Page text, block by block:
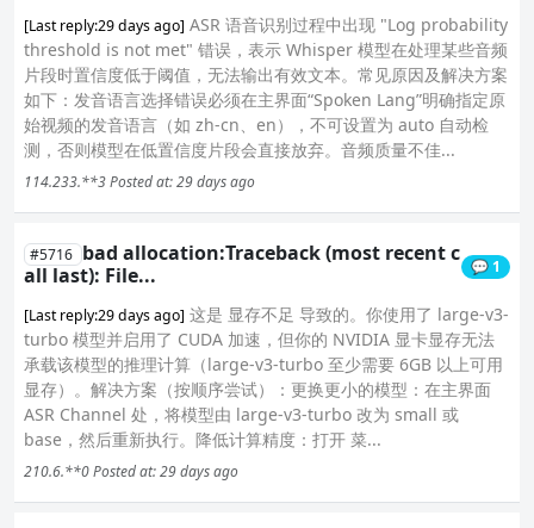
[Last reply:29 days ago] ASR 语音识别过程中出现 "Log probability
threshold is not met" 错误，表示 Whisper 模型在处理某些音频
片段时置信度低于阈值，无法输出有效文本。常见原因及解决方案
如下：发音语言选择错误必须在主界面“Spoken Lang”明确指定原
始视频的发音语言（如 zh-cn、en），不可设置为 auto 自动检
测，否则模型在低置信度片段会直接放弃。音频质量不佳...
114.233.**3Posted at: 29 days ago
#5716 bad allocation:Traceback (most recent c
all last): File...
💬 1
[Last reply:29 days ago] 这是 显存不足 导致的。你使用了 large-v3-
turbo 模型并启用了 CUDA 加速，但你的 NVIDIA 显卡显存无法
承载该模型的推理计算（large-v3-turbo 至少需要 6GB 以上可用
显存）。解决方案（按顺序尝试）：更换更小的模型：在主界面
ASR Channel 处，将模型由 large-v3-turbo 改为 small 或
base，然后重新执行。降低计算精度：打开 菜...
210.6.**0Posted at: 29 days ago